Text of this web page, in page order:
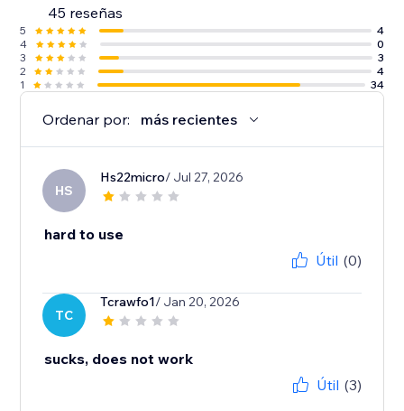
45 reseñas
5
4
4
0
3
3
2
4
1
34
Ordenar por: más recientes
HS
Hs22micro/ Jul 27, 2026
hard to use
Útil (0)
TC
Tcrawfo1/ Jan 20, 2026
sucks, does not work
Útil (3)